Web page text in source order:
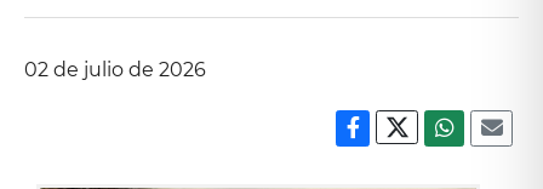
02 de julio de 2026